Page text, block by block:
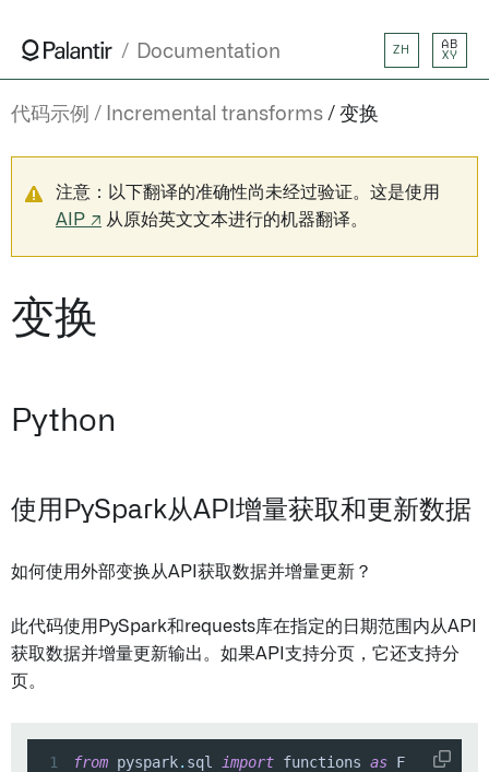
Documentation ZH
AB
XY
代码示例 Incremental transforms 变换
注意：以下翻译的准确性尚未经过验证。这是使用
AIP ↗ 从原始英文文本进行的机器翻译。
变换
Python
使用PySpark从API增量获取和更新数据
如何使用外部变换从API获取数据并增量更新？
此代码使用PySpark和requests库在指定的日期范围内从API
获取数据并增量更新输出。如果API支持分页，它还支持分
页。
1 from pyspark. sql import functions as